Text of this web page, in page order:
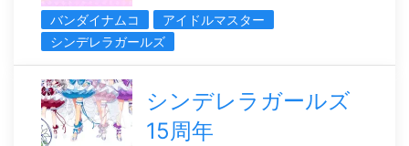
バンダイナムコ
アイドルマスター
シンデレラガールズ
シンデレラガールズ
15周年